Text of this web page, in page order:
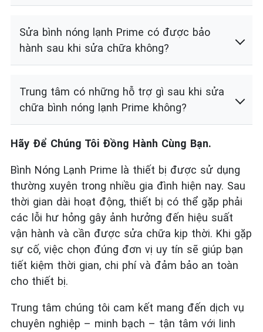
Sửa bình nóng lạnh Prime có được bảo
hành sau khi sửa chữa không?
Trung tâm có những hỗ trợ gì sau khi sửa
chữa bình nóng lạnh Prime không?
Hãy Để Chúng Tôi Đồng Hành Cùng Bạn.
Bình Nóng Lạnh Prime là thiết bị được sử dụng
thường xuyên trong nhiều gia đình hiện nay. Sau
thời gian dài hoạt động, thiết bị có thể gặp phải
các lỗi hư hỏng gây ảnh hưởng đến hiệu suất
vận hành và cần được sửa chữa kịp thời. Khi gặp
sự cố, việc chọn đúng đơn vị uy tín sẽ giúp bạn
tiết kiệm thời gian, chi phí và đảm bảo an toàn
cho thiết bị.
Trung tâm chúng tôi cam kết mang đến dịch vụ
chuyên nghiệp – minh bạch – tận tâm với linh